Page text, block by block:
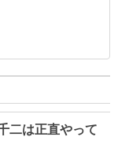
二は正直やって